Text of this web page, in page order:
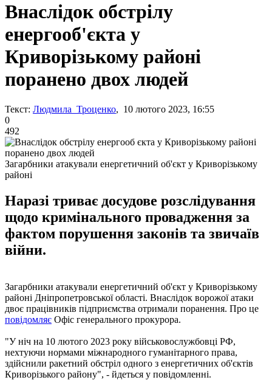
Внаслідок обстрілу
енергооб'єкта у
Криворізькому районі
поранено двох людей
Текст: Людмила Троценко, 10 лютого 2023, 16:55
0
492
Загарбники атакували енергетичний об'єкт у Криворізькому
районі
Наразі триває досудове розслідування
щодо кримінального провадження за
фактом порушення законів та звичаїв
війни.
Загарбники атакували енергетичний об'єкт у Криворізькому
районі Дніпропетровської області. Внаслідок ворожої атаки
двоє працівників підприємства отримали поранення. Про це
повідомляє Офіс генерального прокурора.
"У ніч на 10 лютого 2023 року військовослужбовці РФ,
нехтуючи нормами міжнародного гуманітарного права,
здійснили ракетний обстріл одного з енергетичних об'єктів
Криворізького району", - йдеться у повідомленні.